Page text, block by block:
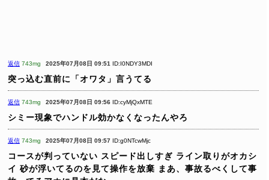
返信 743mg 2025年07月08日 09:51 ID:I0NDY3MDI
突っ込む直前に「オワタ」言うてる
返信 743mg 2025年07月08日 09:56 ID:cyMjQxMTE
シミー現象でハンドル効かなくなったんやろ
返信 743mg 2025年07月08日 09:57 ID:g0NTcwMjc
コースが判っていない スピード出しすぎ ライン取りがオカシ
イ 砂が浮いてるのを見て操作を放棄 まあ、事故るべくして事